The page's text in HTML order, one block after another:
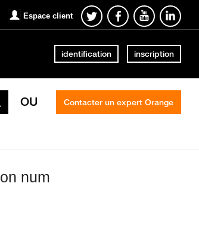
Espace client
identification inscription
OU Contacter un expert Orange
num